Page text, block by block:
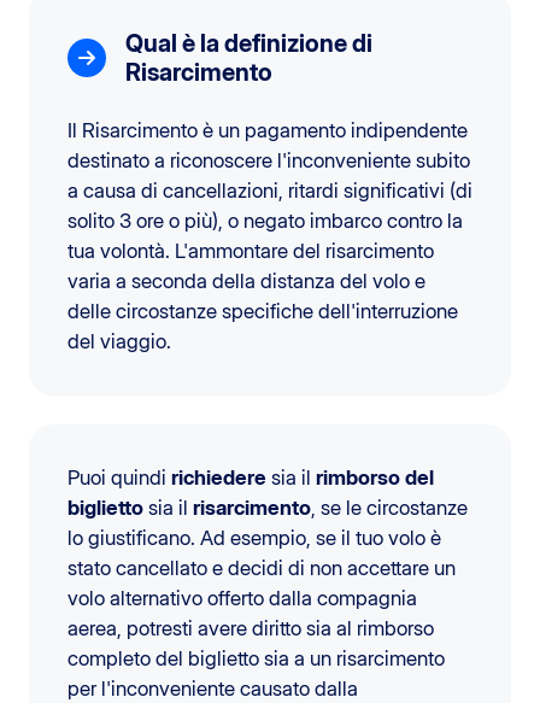
Qual è la definizione di
Risarcimento
Il Risarcimento è un pagamento indipendente
destinato a riconoscere l'inconveniente subito
a causa di cancellazioni, ritardi significativi (di
solito 3 ore o più), o negato imbarco contro la
tua volontà. L'ammontare del risarcimento
varia a seconda della distanza del volo e
delle circostanze specifiche dell'interruzione
del viaggio.
Puoi quindi richiedere sia il rimborso del
biglietto sia il risarcimento, se le circostanze
lo giustificano. Ad esempio, se il tuo volo è
stato cancellato e decidi di non accettare un
volo alternativo offerto dalla compagnia
aerea, potresti avere diritto sia al rimborso
completo del biglietto sia a un risarcimento
per l'inconveniente causato dalla